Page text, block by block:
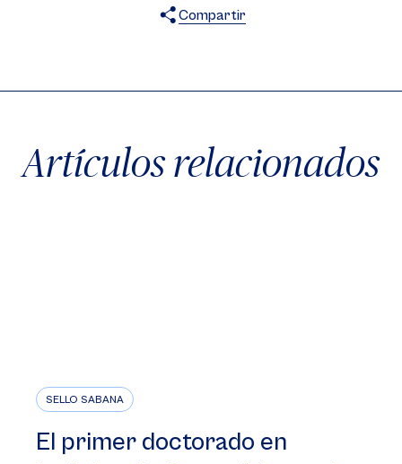
Compartir
Artículos relacionados
SELLO SABANA
El primer doctorado en